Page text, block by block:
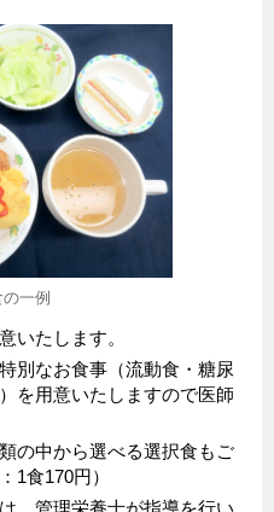
一例
いたします。
別なお食事（流動食・糖尿
を用意いたしますので医師
の中から選べる選択食もご
1食170円）
、管理栄養士が指導を行い